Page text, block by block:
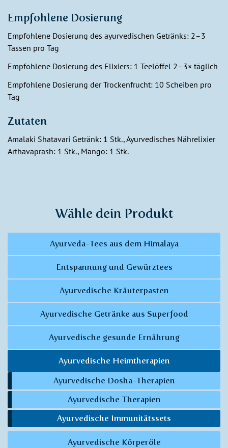
Empfohlene Dosierung
Empfohlene Dosierung des ayurvedischen Getränks: 2–3
Tassen pro Tag
Empfohlene Dosierung des Elixiers: 1 Teelöffel 2–3× täglich
Empfohlene Dosierung der Trockenfrucht: 10 Scheiben pro
Tag
Zutaten
Amalaki Shatavari Getränk: 1 Stk., Ayurvedisches Nährelixier
Arthavaprash: 1 Stk., Mango: 1 Stk.
Wähle dein Produkt
Ayurveda-Tees aus dem Himalaya
Entspannung und Gewürztees
Ayurvedische Kräuterpasten
Ayurvedische Getränke aus Superfood
Ayurvedische gesunde Ernährung
Ayurvedische Heimtherapien
Ayurvedische Dosha-Therapien
Ayurvedische Therapien
Ayurvedische Immunitätssets
Ayurvedische Körperöle